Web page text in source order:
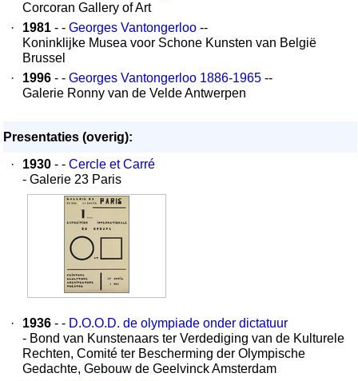
Corcoran Gallery of Art
·
1981 - - Georges Vantongerloo --
Koninklijke Musea voor Schone Kunsten van België
Brussel
·
1996 - - Georges Vantongerloo 1886-1965 --
Galerie Ronny van de Velde Antwerpen
Presentaties (overig):
·
1930 - - Cercle et Carré
- Galerie 23 Paris
· 1936 - - D.O.O.D. de olympiade onder dictatuur
- Bond van Kunstenaars ter Verdediging van de Kulturele
Rechten, Comité ter Bescherming der Olympische
Gedachte, Gebouw de Geelvinck Amsterdam